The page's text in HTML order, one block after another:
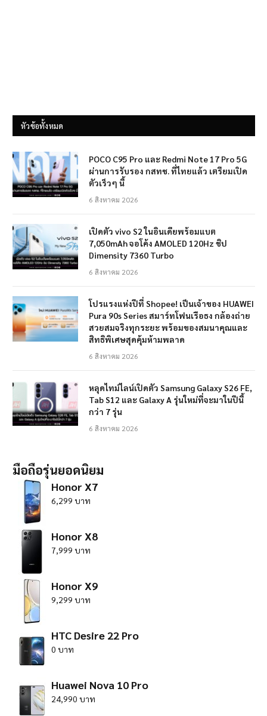
หัวข้อทั้งหมด
POCO C95 Pro และ Redmi Note 17 Pro 5G
ผ่านการรับรอง กสทช. ที่ไทยแล้ว เตรียมเปิด
ตัวเร็วๆ นี้
6 สิงหาคม 2026
เปิดตัว vivo S2 ในอินเดียพร้อมแบต
7,050mAh จอโค้ง AMOLED 120Hz ชิป
Dimensity 7360 Turbo
6 สิงหาคม 2026
โปรแรงแห่งปีที่ Shopee! เป็นเจ้าของ HUAWEI
Pura 90s Series สมาร์ทโฟนเรือธง กล้องถ่าย
สวยสมจริงทุกระยะ พร้อมของสมนาคุณและ
สิทธิพิเศษสุดคุ้มห้ามพลาด
6 สิงหาคม 2026
หลุดไทม์ไลน์เปิดตัว Samsung Galaxy S26 FE,
Tab S12 และ Galaxy A รุ่นใหม่ที่จะมาในปีนี้
กว่า 7 รุ่น
6 สิงหาคม 2026
มือถือรุ่นยอดนิยม
Honor X7
6,299 บาท
Honor X8
7,999 บาท
Honor X9
9,299 บาท
HTC Desire 22 Pro
0 บาท
Huawei Nova 10 Pro
24,990 บาท